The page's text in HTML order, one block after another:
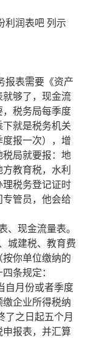
利润表吧 列示
报表需要《资产
就够了，现金流
税务局每季度
就是税务机关
报一次），增
局就要报：地
教育税，水利
税务登记证时
管员，他会给
、现金流量表。
城建税、教育费
你单位缴纳的
条规定：
自月份或者季度
企业所得税纳
了之日起五个月
申报表，并汇算